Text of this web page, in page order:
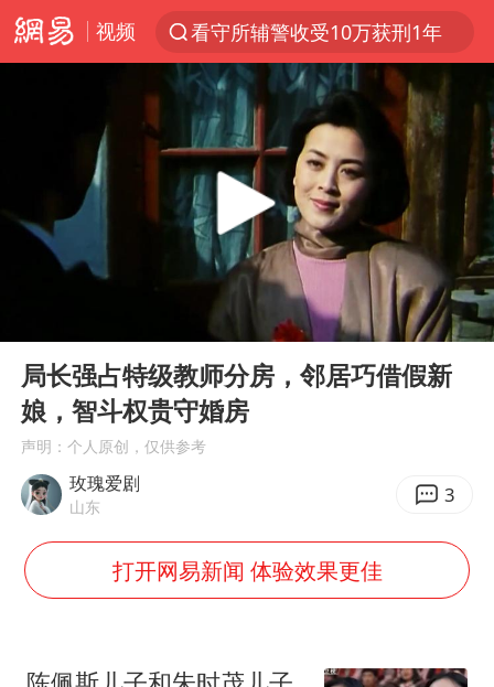
视频
看守所辅警收受10万获刑1年
台风白海豚进入48小时警戒线
台风白海豚影响中国已成定局
佛得角门将亮相智利俱乐部主场
U17国足1分钟轰2球
宇树科技发行价格150.80元/股
五粮液渠道价一箱上涨近百元
“深圳地面沉降致车辆损坏”不实
24小时不关空调 电费会更低吗
把党建设得更加坚强有力
宇树科技王兴兴身家有望超200亿元
中国养老床位“三连降”
Play
07:21
局长强占特级教师分房，邻居巧借假新
娘，智斗权贵守婚房
声明：个人原创，仅供参考
玫瑰爱剧
山东 3
打开网易新闻 体验效果更佳